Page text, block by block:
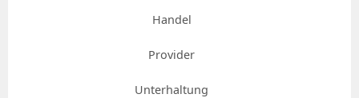
Handel
Provider
Unterhaltung